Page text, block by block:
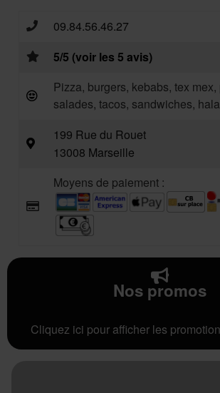
09.84.56.46.27
5/5 (voir les 5 avis)
Pizza, burgers, kebabs, tex
salades, tacos, sandwiches,
199 Rue du Rouet
13008 Marseille
Moyens de paiement :
Nos promos
Cliquez ici pour afficher les